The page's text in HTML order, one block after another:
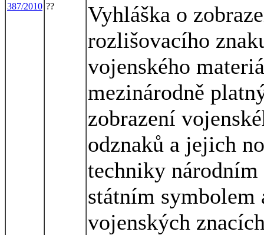
387/2010 ??
Vyhláška o
rozlišovacího
vojenského
mezinárodně
zobrazení
odznaků a jejich
techniky
státním symbolem
vojenských